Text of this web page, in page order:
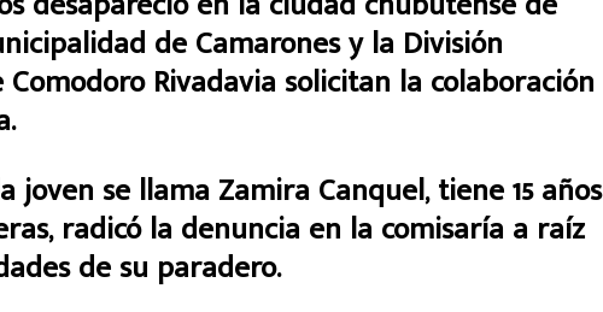
de Camarones y la División
Rivadavia solicitan la colaboración
joven se llama Zamira Canquel, tiene 15 años
radicó la denuncia en la comisaría a raíz
de su paradero.